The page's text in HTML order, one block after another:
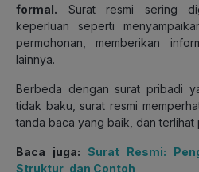
formal. Surat resmi sering
keperluan seperti
permohonan, memberikan
lainnya.
Berbeda dengan surat pribadi
tidak baku, surat resmi
tanda baca yang baik, dan terlihat
Baca juga: Surat Resmi:
Struktur, dan Contoh